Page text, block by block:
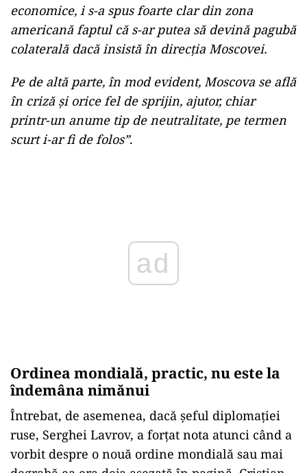
economice, i s-a spus foarte clar din zona
americană faptul că s-ar putea să devină pagubă
colaterală dacă insistă în direcția Moscovei.
Pe de altă parte, în mod evident, Moscova se află
în criză și orice fel de sprijin, ajutor, chiar
printr-un anume tip de neutralitate, pe termen
scurt i-ar fi de folos”.
Ordinea mondială, practic, nu este la
îndemâna nimănui
Întrebat, de asemenea, dacă șeful diplomației
ruse, Serghei Lavrov, a forțat nota atunci când a
vorbit despre o nouă ordine mondială sau mai